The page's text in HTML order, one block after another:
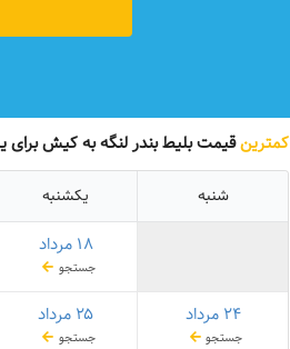
کمترینقیمت بلیط بندر لنگه به کیش برای
شنبه یکشنبه
۱۸ مرداد
جستجو
۲۴ مرداد
جستجو
۲۵ مرداد
جستجو